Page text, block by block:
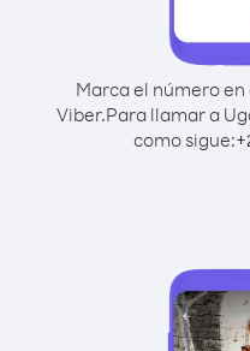
Marca el número
Viber.Para llamar a
como sigue:+